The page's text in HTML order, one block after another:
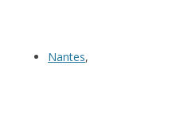
Nantes,